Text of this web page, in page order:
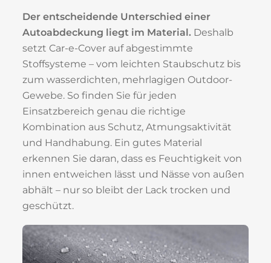
Der entscheidende Unterschied einer
Autoabdeckung liegt im Material. Deshalb
setzt Car-e-Cover auf abgestimmte
Stoffsysteme – vom leichten Staubschutz bis
zum wasserdichten, mehrlagigen Outdoor-
Gewebe. So finden Sie für jeden
Einsatzbereich genau die richtige
Kombination aus Schutz, Atmungsaktivität
und Handhabung. Ein gutes Material
erkennen Sie daran, dass es Feuchtigkeit von
innen entweichen lässt und Nässe von außen
abhält – nur so bleibt der Lack trocken und
geschützt.